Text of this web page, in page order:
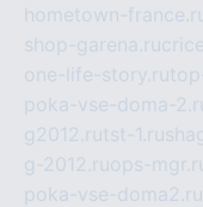
hometown-
shop-garena.ru
one-life-story.ru
poka-vse-doma-
g2012.rutst-1.ru
g-2012.ruops-
poka-vse-doma2.ru